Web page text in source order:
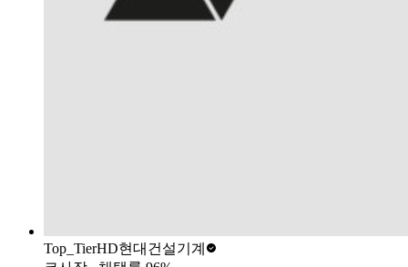
Top_TierHD현대건설기계